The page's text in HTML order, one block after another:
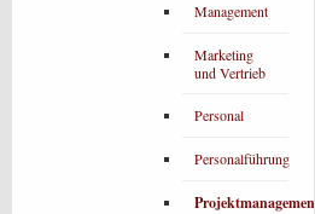
Management
Marketing
und Vertrieb
Personal
Personalführung
Projektmanagement